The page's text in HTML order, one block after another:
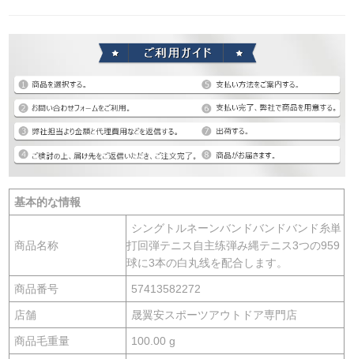
基本的な情報
商品名称
シングトルネーンバンドバンドバンド糸単
打回弾テニス自主练弾み縄テニス3つの959
球に3本の白丸线を配合します。
商品番号 57413582272
店舗 晟翼安スポーツアウトドア専門店
商品毛重量 100.00 g